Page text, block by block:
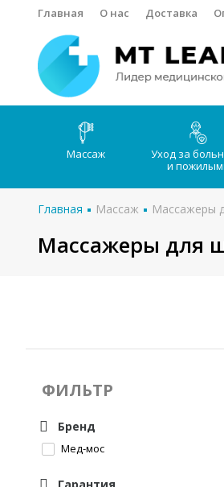
Главная О нас Доставка
Массаж
Уход за
и
Главная Массаж Массажеры
Массажеры для
ФИЛЬТР
Бренд
Мед-мос
Гарантия